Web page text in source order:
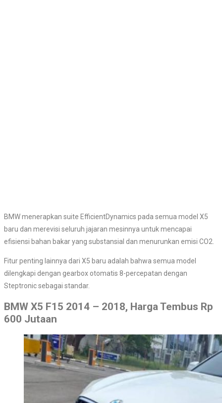
BMW menerapkan suite EfficientDynamics pada semua model X5
baru dan merevisi seluruh jajaran mesinnya untuk mencapai
efisiensi bahan bakar yang substansial dan menurunkan emisi CO2.
Fitur penting lainnya dari X5 baru adalah bahwa semua model
dilengkapi dengan gearbox otomatis 8-percepatan dengan
Steptronic sebagai standar.
BMW X5 F15 2014 – 2018, Harga Tembus Rp
600 Jutaan